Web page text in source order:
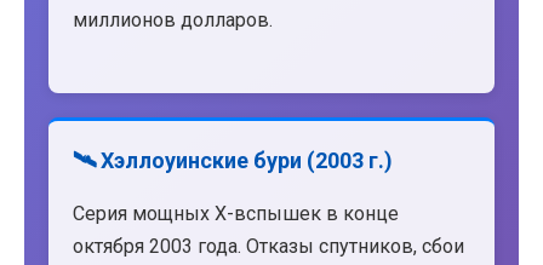
миллионов долларов.
🛰️ Хэллоуинские бури (2003 г.)
Серия мощных X-вспышек в конце
октября 2003 года. Отказы спутников, сбои